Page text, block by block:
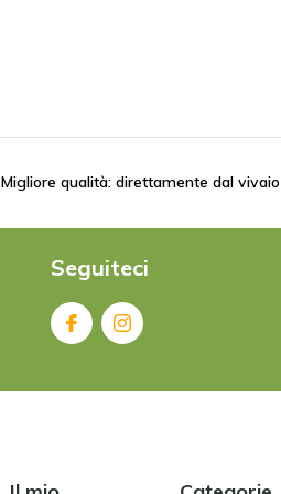
Migliore qualità: direttamente dal vivaio
Seguiteci